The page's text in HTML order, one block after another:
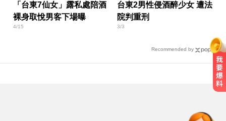
「台東7仙女」露私處陪酒
裸身取悅男客下場曝
4/15
台東2男性侵酒醉少女 遭法
院判重刑
3/3
Recommended by